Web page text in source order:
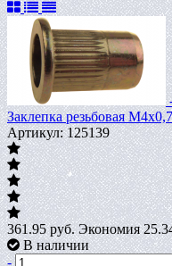
Заклепка резьбовая
Артикул: 125139
361.95 руб.Экономия
В наличии
-